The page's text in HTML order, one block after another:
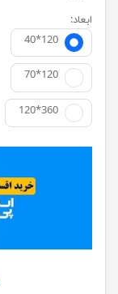
ابعاد:
40*120
70*120
120*360